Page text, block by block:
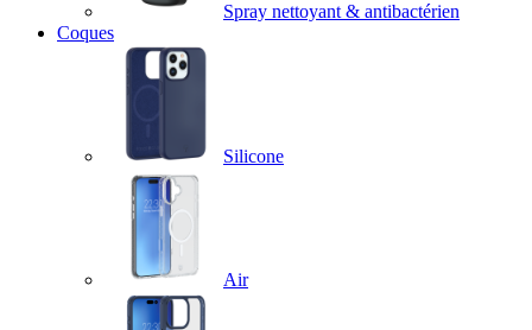
Spray nettoyant & antibactérien
Coques
Silicone
Air